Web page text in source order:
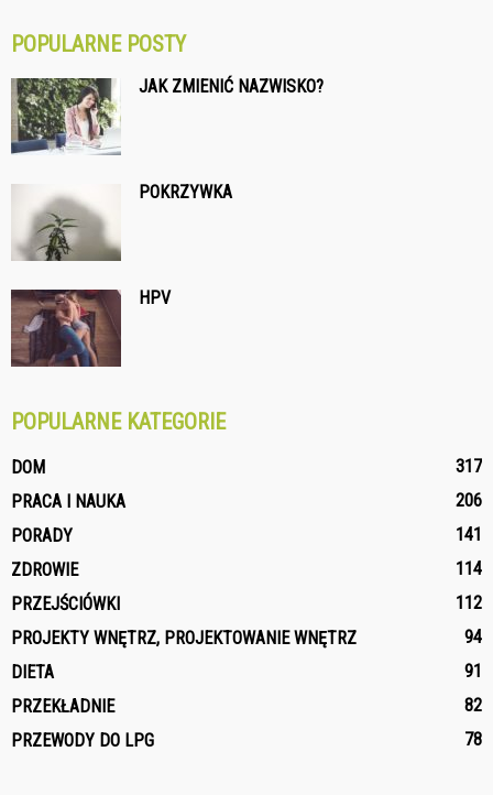
POPULARNE POSTY
JAK ZMIENIĆ NAZWISKO?
POKRZYWKA
HPV
POPULARNE KATEGORIE
DOM
317
PRACA I NAUKA
206
PORADY
141
ZDROWIE
114
PRZEJŚCIÓWKI
112
PROJEKTY WNĘTRZ, PROJEKTOWANIE WNĘTRZ
94
DIETA
91
PRZEKŁADNIE
82
PRZEWODY DO LPG
78